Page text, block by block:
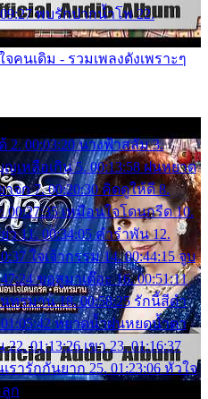
พบรักปากน้ำโพ 22.
นเดิม - รวมเพลงดังเพราะๆ
2. 00:03:20 นางฟ้าสลัม 3.
ญเหลือเกิน 5. 00:13:58 ฝนหยาด
าจก 7. 00:20:30 คิดดูให้ดี 8.
00:27:35 เหมือนใจโดนกรีด 10.
ว 11. 00:34:05 คำรำพัน 12.
ใจเจ้ากรรม 14. 00:44:15 จูบ
ขอสูมาเต๊อะ 16. 00:51:11
ทรมาน 18. 00:58:25 รักนี้สีดำ
01:05:42 หยาดน้ำฝนหยดน้ำตา
01:13:26 เขา 23. 01:16:37
รารักกันยาก 25. 01:23:06 หัวใจ
ลูก